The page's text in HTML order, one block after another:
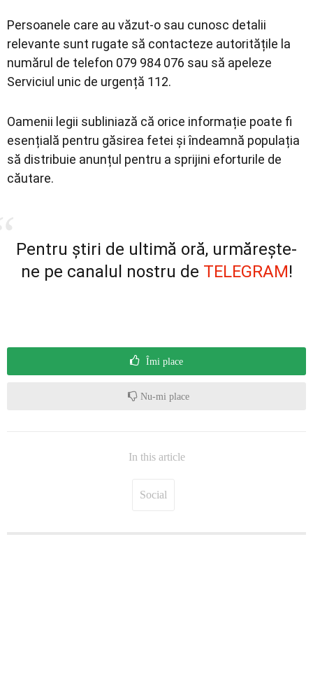
Persoanele care au văzut-o sau cunosc detalii
relevante sunt rugate să contacteze autoritățile la
numărul de telefon 079 984 076 sau să apeleze
Serviciul unic de urgență 112.
Oamenii legii subliniază că orice informație poate fi
esențială pentru găsirea fetei și îndeamnă populația
să distribuie anunțul pentru a sprijini eforturile de
căutare.
Pentru știri de ultimă oră, urmărește-
ne pe canalul nostru de TELEGRAM!
Îmi place
Nu-mi place
In this article
Social